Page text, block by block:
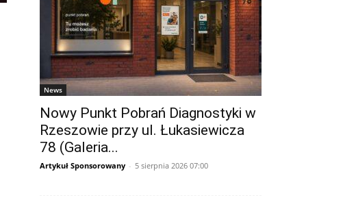
News
Nowy Punkt Pobrań Diagnostyki w
Rzeszowie przy ul. Łukasiewicza
78 (Galeria...
Artykuł Sponsorowany - 5 sierpnia 2026 07:00